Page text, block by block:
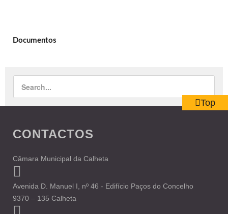
Documentos
CONTACTOS
Câmara Municipal da Calheta
Avenida D. Manuel I, nº 46 - Edifício Paços do Concelho
9370 – 135 Calheta
Top